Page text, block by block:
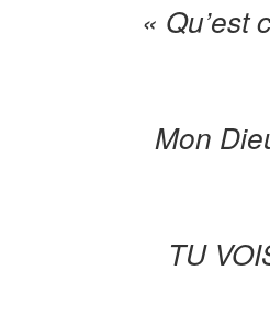
« Qu’est
Mon
TU